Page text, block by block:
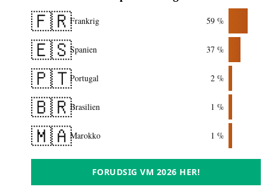
🇫🇷Frankrig 59 %
🇪🇸Spanien 37 %
🇵🇹Portugal 2 %
🇧🇷Brasilien 1 %
🇲🇦Marokko 1 %
FORUDSIG VM 2026 HER!